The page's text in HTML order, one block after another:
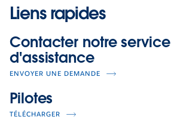
Liens rapides
Contacter notre service
d'assistance
ENVOYER UNE DEMANDE
Pilotes
TÉLÉCHARGER